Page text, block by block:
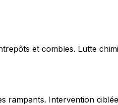
et combles. Lutte
rampants. Intervention